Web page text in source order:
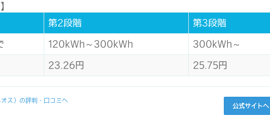
第2段階 第3段階
120kWh～300kWh 300kWh～
23.26円 25.75円
オス）の評判・口コミへ
公式サイトへ